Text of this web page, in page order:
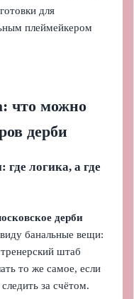
для
плеймейкером
что можно
дерби
логика, а где
дерби
банальные вещи:
штаб
то же самое, если
за счётом.